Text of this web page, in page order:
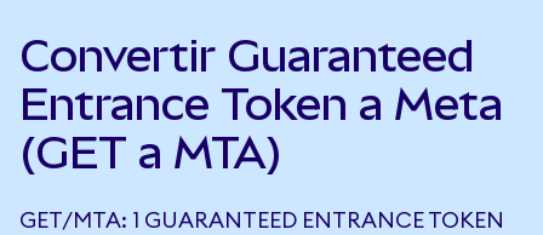
Convertir Guaranteed
Entrance Token a Meta
(GET a MTA)
GET/MTA: 1 GUARANTEED ENTRANCE TOKEN